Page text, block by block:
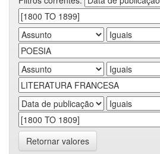
Retornar valores